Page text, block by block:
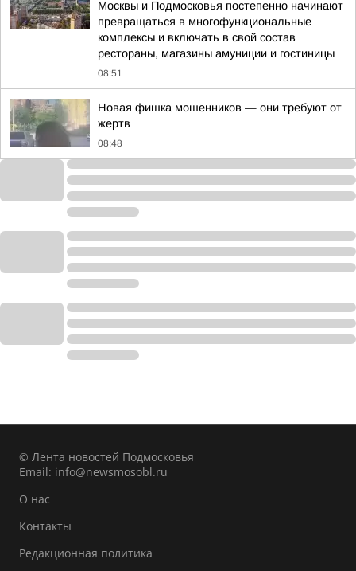
Москвы и Подмосковья постепенно начинают
превращаться в многофункциональные
комплексы и включать в свой состав
рестораны, магазины амуниции и гостиницы
08:51
Новая фишка мошенников — они требуют от
жертв
08:48
© Лента новостей Подмосковья
Email: info@newsmosobl.ru
О нас
Контакты
Редакционная политика